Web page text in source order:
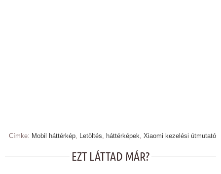
Címke: Mobil háttérkép, Letöltés, háttérképek, Xiaomi kezelési útmutató
EZT LÁTTAD MÁR?